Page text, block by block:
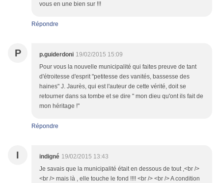
vous en une bien sur !!!
Répondre
P p.guiderdoni 19/02/2015 15:09
Pour vous la nouvelle municipalité qui faites preuve de tant
d'étroitesse d'esprit "petitesse des vanités, bassesse des
haines" J. Jaurès, qui est l'auteur de cette vérité, doit se
retourner dans sa tombe et se dire " mon dieu qu'ont ils fait de
mon héritage !"
Répondre
I indigné 19/02/2015 13:43
Je savais que la municipalité était en dessous de tout ,<br />
<br /> mais là , elle touche le fond !!!! <br /> <br /> A condition